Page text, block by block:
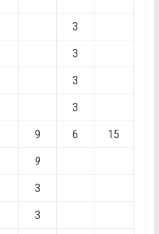
3
3
3
3
9 6
15
9
3
3